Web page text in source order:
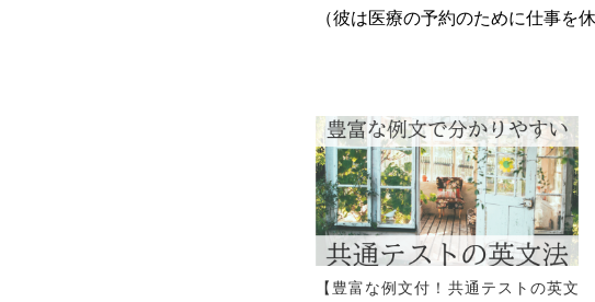
（彼は医療の予約のために仕事を
【豊富な例文付！共通テストの英文